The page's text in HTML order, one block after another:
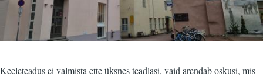
Keeleteadus ei valmista ette üksnes teadlasi, vaid arendab oskusi, mis